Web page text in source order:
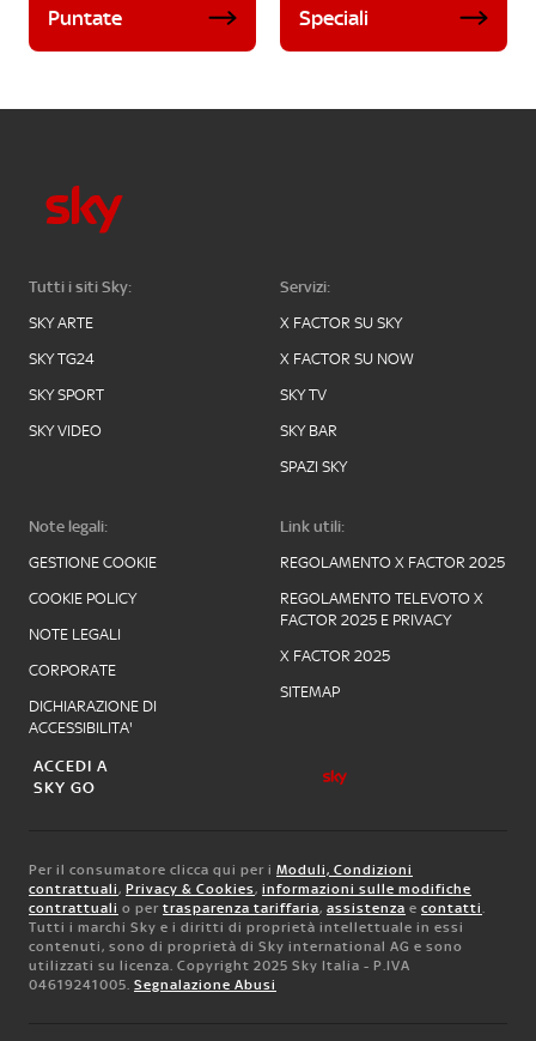
Puntate Speciali
Tutti i siti Sky:
SKY ARTE
SKY TG24
SKY SPORT
SKY VIDEO
Servizi:
X FACTOR SU SKY
X FACTOR SU NOW
SKY TV
SKY BAR
SPAZI SKY
Note legali:
GESTIONE COOKIE
COOKIE POLICY
NOTE LEGALI
CORPORATE
DICHIARAZIONE DI
ACCESSIBILITA'
Link utili:
REGOLAMENTO X FACTOR 2025
REGOLAMENTO TELEVOTO X
FACTOR 2025 E PRIVACY
X FACTOR 2025
SITEMAP
ACCEDI A
SKY GO
Per il consumatore clicca qui per i Moduli, Condizioni
contrattuali, Privacy & Cookies, informazioni sulle modifiche
contrattuali o per trasparenza tariffaria, assistenza e contatti.
Tutti i marchi Sky e i diritti di proprietà intellettuale in essi
contenuti, sono di proprietà di Sky international AG e sono
utilizzati su licenza. Copyright 2025 Sky Italia - P.IVA
04619241005. Segnalazione Abusi